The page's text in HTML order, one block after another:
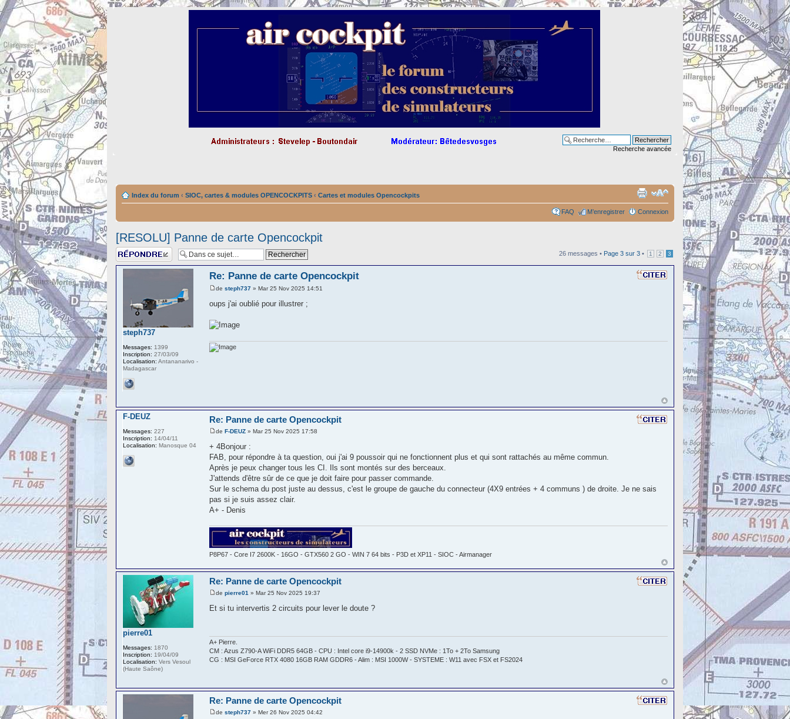
Recherche avancée
Index du forum ‹ SIOC, cartes & modules OPENCOCKPITS ‹ Cartes et modules Opencockpits
FAQ M’enregistrer Connexion
[RESOLU] Panne de carte Opencockpit
Répondre 26 messages • Page 3 sur 3 • 1 2 3
Re: Panne de carte Opencockpit
desteph737 » Mar 25 Nov 2025 14:51
oups j'ai oublié pour illustrer ;
steph737
Messages: 1399
Inscription: 27/03/09
Localisation: Antananarivo -
Madagascar
Re: Panne de carte Opencockpit
deF-DEUZ » Mar 25 Nov 2025 17:58
+ 4Bonjour :
FAB, pour répondre à ta question, oui j'ai 9 poussoir qui ne fonctionnent plus et qui sont rattachés au même commun.
Après je peux changer tous les CI. Ils sont montés sur des berceaux.
J'attends d'être sûr de ce que je doit faire pour passer commande.
Sur le schema du post juste au dessus, c'est le groupe de gauche du connecteur (4X9 entrées + 4 communs ) de droite. Je ne sais
pas si je suis assez clair.
A+ - Denis
P8P67 - Core I7 2600K - 16GO - GTX560 2 GO - WIN 7 64 bits - P3D et XP11 - SIOC - Airmanager
F-DEUZ
Messages: 227
Inscription: 14/04/11
Localisation: Manosque 04
Re: Panne de carte Opencockpit
depierre01 » Mar 25 Nov 2025 19:37
Et si tu intervertis 2 circuits pour lever le doute ?
A+ Pierre.
CM : Azus Z790-A WiFi DDR5 64GB - CPU : Intel core i9-14900k - 2 SSD NVMe : 1To + 2To Samsung
CG : MSI GeForce RTX 4080 16GB RAM GDDR6 - Alim : MSI 1000W - SYSTEME : W11 avec FSX et FS2024
pierre01
Messages: 1870
Inscription: 19/04/09
Localisation: Vers Vesoul
(Haute Saône)
Re: Panne de carte Opencockpit
desteph737 » Mer 26 Nov 2025 04:42